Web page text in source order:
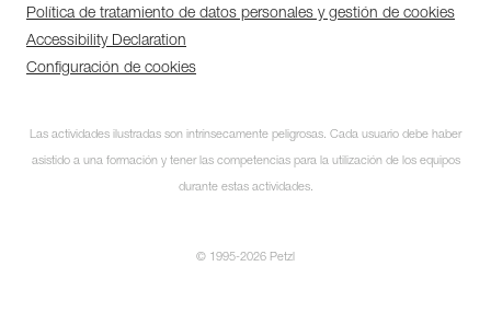
Política de tratamiento de datos personales y gestión de cookies
Accessibility Declaration
Configuración de cookies
Las actividades ilustradas son intrínsecamente peligrosas. Cada usuario debe haber
asistido a una formación y tener las competencias para la utilización de los equipos
durante estas actividades.
© 1995-2026 Petzl